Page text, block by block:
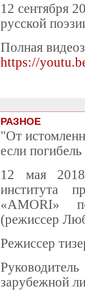
12 сентября
русской
Полная
https://
РАЗНОЕ
"От
если
12 мая 2018
института
«AMORI»
(режиссер
Режиссер
зарубежной